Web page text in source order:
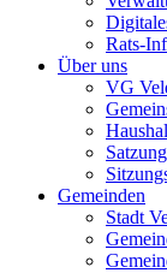
Rats-
Über uns
VG
Gemeinden
Stadt